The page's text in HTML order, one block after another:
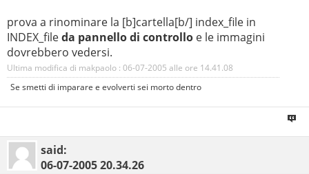
prova a rinominare la [b]cartella[b/] index_file in
INDEX_fileda pannello di controllo e le immagini
dovrebbero vedersi.
Ultima modifica di makpaolo : 06-07-2005 alle ore 14.41.08
Se smetti di imparare e evolverti sei morto dentro
said:
06-07-200520.34.26